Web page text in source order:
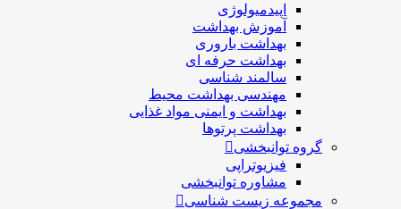
اپیدمیولوژی
آموزش بهداشت
بهداشت باروری
بهداشت حرفه ای
سالمند شناسی
مهندسی بهداشت محيط
بهداشت و ایمنی مواد غذایی
بهداشت پرتوها
گروه توانبخشی
فیزیوتراپی
مشاوره توانبخشی
مجموعه زیست شناسی